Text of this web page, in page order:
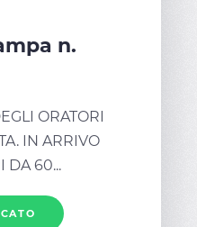
n.
ORATORI
IN ARRIVO
DA 60...